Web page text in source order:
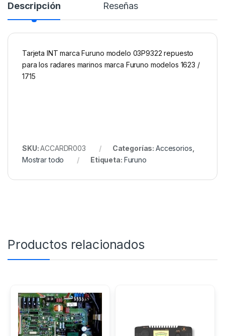
Descripción Reseñas
Tarjeta INT marca Furuno modelo 03P9322 repuesto
para los radares marinos marca Furuno modelos 1623 /
1715
SKU:ACCARDR003 Categorías: Accesorios
Mostrar todo
Etiqueta: Furuno
Productos relacionados